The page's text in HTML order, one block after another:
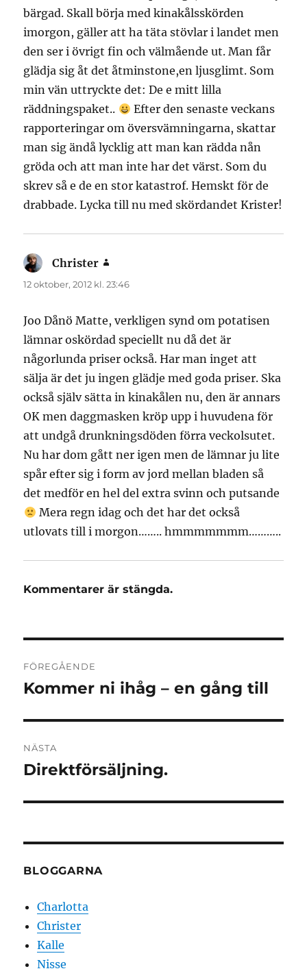
bärgad. Skall börja med kinakålsskörden
imorgon, gäller att ha täta stövlar i landet men
den ser i övrigt fin och välmående ut. Man får
glädja sig åt det åtminstone,en ljusglimt. Som
min vän uttryckte det: De e mitt lilla
räddningspaket..
Efter den senaste veckans
rapporteringar om översvämningarna, skattar
man sig ändå lycklig att man kan rädda nån
gröda och att man inte har det värst. Som du
skrev så e de en stor katastrof. Hemskt för de
drabbade. Lycka till nu med skördandet Krister!
Christer
12 oktober, 2012 kl. 23:46
Joo Dånö Matte, verkligen synd om potatisen
lämnar oskördad speciellt nu då det är
någorlunda priser också. Har man inget att
sälja är det ju ingen glädje med goda priser. Ska
också själv sätta in kinakålen nu, den är annars
OK men daggmasken kröp upp i huvudena för
att undgå drunkningsdöden förra veckolsutet.
Nu har dom gått ner igen men de lämnar ju lite
spår efter sig i form av jord mellan bladen så
det medför en hel del extra svinn och putsande
Mera regn idag och det har det också
utlovats till i morgon…….. hmmmmmmm………..
Kommentarer är stängda.
FÖREGÅENDE
Föregående
Kommer ni ihåg – en gång till
NÄSTA
Nästa
Direktförsäljning.
BLOGGARNA
Charlotta
Christer
Kalle
Nisse